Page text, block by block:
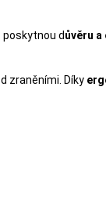
důvěru a
zraněními. Díky